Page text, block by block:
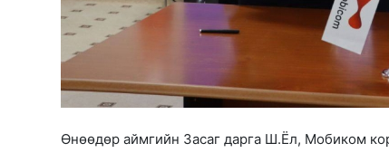
Өнөөдөр аймгийн Засаг дарга Ш.Ёл, Мобиком